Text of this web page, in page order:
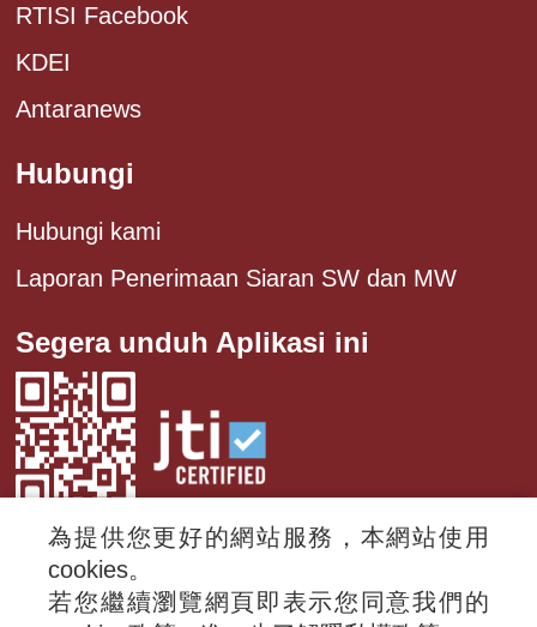
RTISI Facebook
KDEI
Antaranews
Hubungi
Hubungi kami
Laporan Penerimaan Siaran SW dan MW
Segera unduh Aplikasi ini
© 2024 RTI (Radio Taiwan International).
為提供您更好的網站服務，本網站使用
cookies。
若您繼續瀏覽網頁即表示您同意我們的